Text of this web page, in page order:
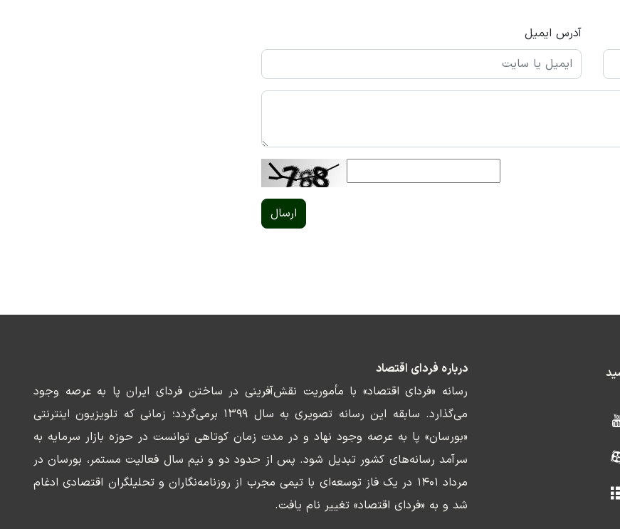
آدرس ایمیل
ارسال
درباره فردای اقتصاد
رسانه «فردای اقتصاد» با مأموریت نقش‌آفرینی در ساختن فردای ایران پا به عرصه وجود
می‌گذارد. سابقه این رسانه تصویری به سال ۱۳۹۹ برمی‌گردد؛ زمانی که تلویزیون اینترنتی
«بورسان» پا به عرصه وجود نهاد و در مدت زمان کوتاهی توانست در حوزه بازار سرمایه به
سرآمد رسانه‌های کشور تبدیل شود. پس از حدود دو و نیم سال فعالیت مستمر، بورسان در
مرداد ۱۴۰۱ در یک فاز توسعه‌ای با تیمی مجرب از روزنامه‌نگاران و تحلیلگران اقتصادی ادغام
شد و به «فردای اقتصاد» تغییر نام یافت.